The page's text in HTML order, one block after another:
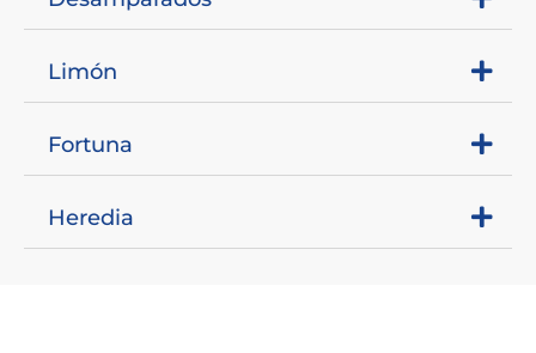
Limón
Fortuna
Heredia